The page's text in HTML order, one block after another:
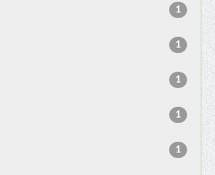
1
1
1
1
1